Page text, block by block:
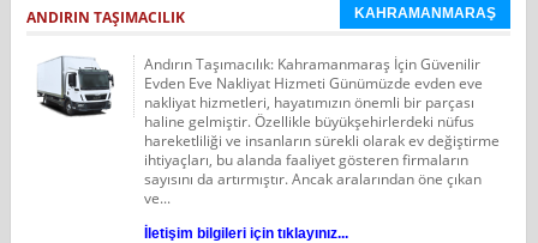
ANDIRIN TAŞIMACILIK KAHRAMANMARAŞ
Andırın Taşımacılık: Kahramanmaraş İçin Güvenilir
Evden Eve Nakliyat Hizmeti Günümüzde evden eve
nakliyat hizmetleri, hayatımızın önemli bir parçası
haline gelmiştir. Özellikle büyükşehirlerdeki nüfus
hareketliliği ve insanların sürekli olarak ev değiştirme
ihtiyaçları, bu alanda faaliyet gösteren firmaların
sayısını da artırmıştır. Ancak aralarından öne çıkan
ve...
İletişim bilgileri için tıklayınız...